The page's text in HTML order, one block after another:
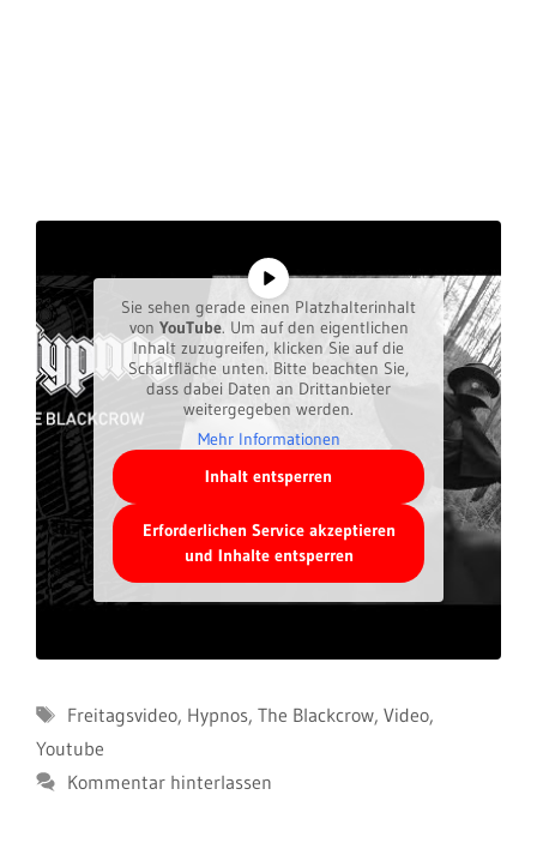
Sie sehen gerade einen Platzhalterinhalt
von YouTube. Um auf den eigentlichen
Inhalt zuzugreifen, klicken Sie auf die
Schaltfläche unten. Bitte beachten Sie,
dass dabei Daten an Drittanbieter
weitergegeben werden.
Mehr Informationen
Inhalt entsperren
Erforderlichen Service akzeptieren
und Inhalte entsperren
Schlagwörter
Freitagsvideo, Hypnos, The Blackcrow, Video,
Youtube
Kommentar hinterlassen